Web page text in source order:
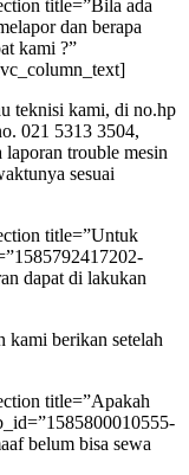
title=”Bila ada
dan berapa
kami ?”
teknisi kami, di no.hp
021 5313 3504,
trouble mesin
sesuai
title=”Untuk
dapat di lakukan
berikan setelah
title=”Apakah
belum bisa sewa